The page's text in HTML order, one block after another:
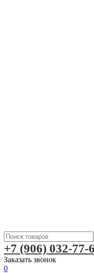
+7 (906) 032-77-
Заказать звонок
0